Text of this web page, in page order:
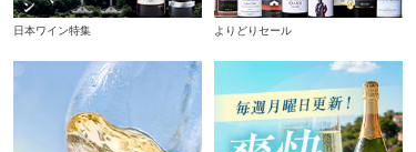
日本ワイン特集 よりどりセール